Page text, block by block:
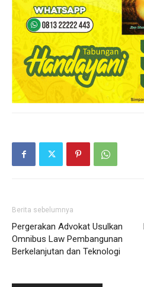
Berita sebelumnya
Pergerakan Advokat Usulkan
Omnibus Law Pembangunan
Berkelanjutan dan Teknologi